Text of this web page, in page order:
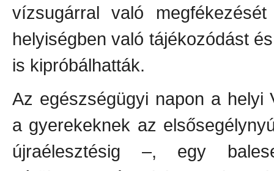
vízsugárral való
helyiségben való tájékozódást
is kipróbálhatták.
Az egészségügyi napon a helyi
a gyerekeknek az
újraélesztésig –, egy